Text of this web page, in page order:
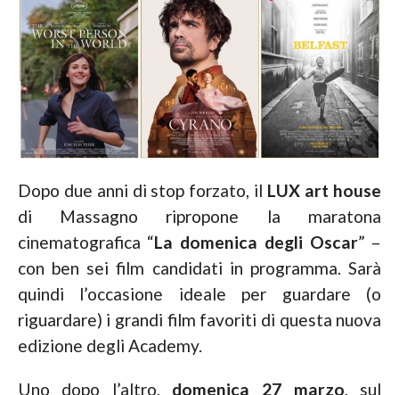
Dopo due anni di stop forzato, il LUX art house
di Massagno ripropone la maratona
cinematografica “La domenica degli Oscar” –
con ben sei film candidati in programma. Sarà
quindi l’occasione ideale per guardare (o
riguardare) i grandi film favoriti di questa nuova
edizione degli Academy.
Uno dopo l’altro, domenica 27 marzo, sul